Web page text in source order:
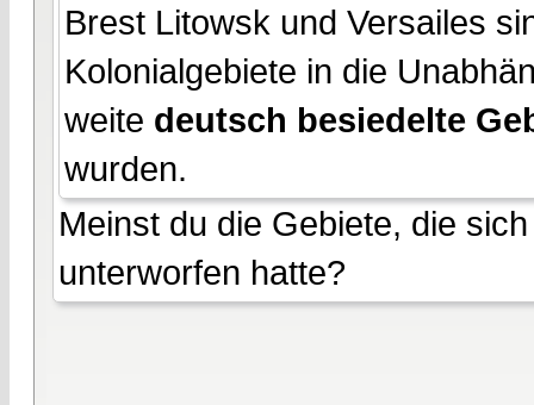
Brest Litowsk und Versailes
Kolonialgebiete in die
weite deutsch besiedelte
wurden.
Meinst du die Gebiete, die
unterworfen hatte?